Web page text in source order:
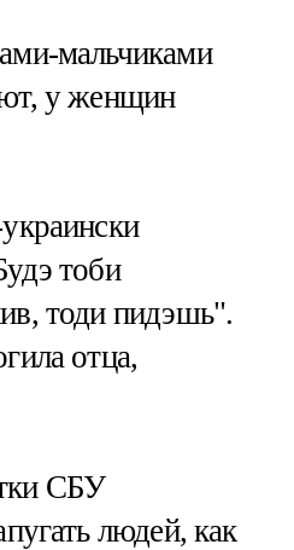
мальчиками
у женщин
тоби
тоди пидэшь".
отца,
СБУ
людей, как